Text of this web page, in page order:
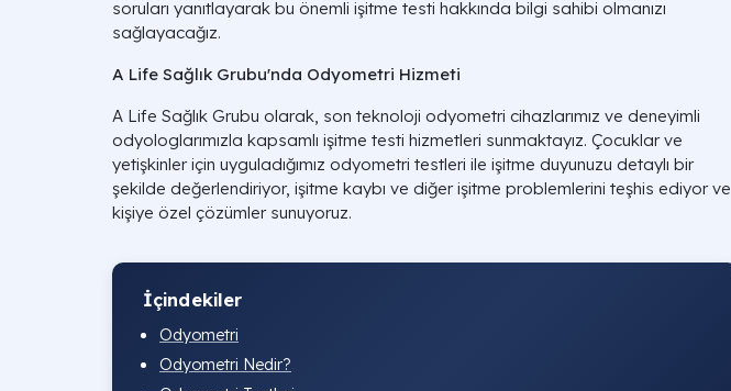
soruları yanıtlayarak bu önemli işitme testi hakkında bilgi sahibi olmanızı
sağlayacağız.
A Life Sağlık Grubu'nda Odyometri Hizmeti
A Life Sağlık Grubu olarak, son teknoloji odyometri cihazlarımız ve deneyimli
odyologlarımızla kapsamlı işitme testi hizmetleri sunmaktayız. Çocuklar ve
yetişkinler için uyguladığımız odyometri testleri ile işitme duyunuzu detaylı bir
şekilde değerlendiriyor, işitme kaybı ve diğer işitme problemlerini teşhis ediyor ve
kişiye özel çözümler sunuyoruz.
İçindekiler
Odyometri
Odyometri Nedir?